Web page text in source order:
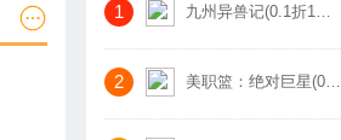
1 九州异兽记(0.1折1W免费版)
2 美职篮：绝对巨星(0.1折卡牌)